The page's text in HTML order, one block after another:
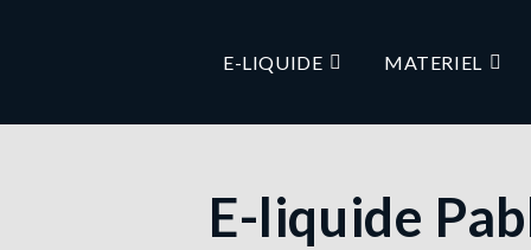
E-LIQUIDE MATERIEL
E-liquide